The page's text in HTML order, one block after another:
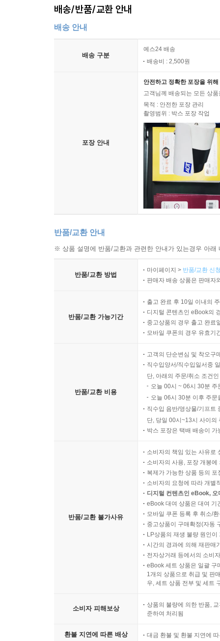
배송/반품/교환 안내
배송 안내
배송 구분
예스24 배송
배송비 : 2,500원
포장 안내
안전하고 정확한 포장을 위
고객님께 배송되는 모든 상
목적 : 안전한 포장 관리
촬영범위 : 박스 포장 작업
반품/교환 안내
※ 상품 설명에 반품/교환과 관련한 안내가 있는경우 아
반품/교환 방법
마이페이지 > 반품/교환 신
판매자 배송 상품은 판매자
반품/교환 가능기간
출고 완료 후 10일 이내의
디지털 콘텐츠인 eBook의
중고상품의 경우 출고 완료
모바일 쿠폰의 경우 유효기
반품/교환 비용
고객의 단순변심 및 착오구
직수입양서/직수입일서중
단, 아래의 주문/취소 조건
오늘 00시 ~ 06시 30분
오늘 06시 30분 이후 주
직수입 음반/영상물/기프트
단, 당일 00시~13시 사이의
박스 포장은 택배 배송이
반품/교환 불가사유
소비자의 책임 있는 사유로
소비자의 사용, 포장 개봉
복제가 가능한 상품 등의
소비자의 요청에 따라 개별
디지털 컨텐츠인 eBook,
eBook 대여 상품은 대여 기
모바일 쿠폰 등록 후 취소/
중고상품이 구매확정(자동
LP상품의 재생 불량 원인
시간의 경과에 의해 재판매
전자상거래 등에서의 소비
eBook 세트 상품은 일괄 구
1개의 상품으로 취급 및 판
우, 세트 상품 전부 및 세트
소비자 피해보상
상품의 불량에 의한 반품,
준하여 처리됨
환불 지연에 따른 배상 대금 환불 및 환불 지연에